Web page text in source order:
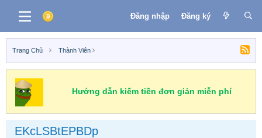
Đăng nhập Đăng ký
Trang Chủ Thành Viên
Hướng dẫn kiếm tiền đơn giản miễn phí
EKcLSBtEPBDp